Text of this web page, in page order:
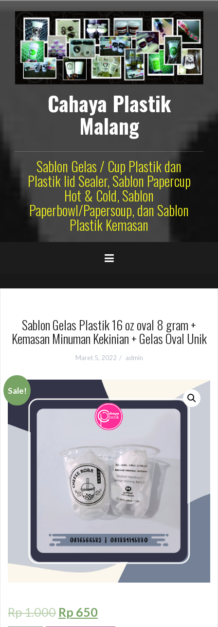
konten
Cahaya Plastik
Malang
Sablon Gelas / Cup Plastik dan
Plastik lid Sealer, Sablon Papercup
Hot & Cold, Sablon
Paperbowl/Papersoup, dan Sablon
Plastik Kemasan
Sablon Gelas Plastik 16 oz oval 8 gram +
Kemasan Minuman Kekinian + Gelas Oval Unik
Maret 5, 2022 admin
Sale!
Rp1.000 Rp 650